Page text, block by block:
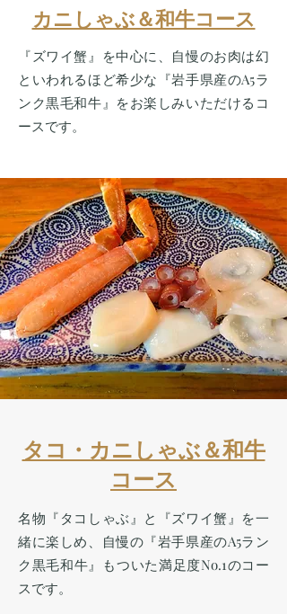
カニしゃぶ＆和牛コース
『ズワイ蟹』を中心に、自慢のお肉は幻
といわれるほど希少な『岩手県産のA5ラ
ンク黒毛和牛』をお楽しみいただけるコ
ースです。
タコ・カニしゃぶ＆和牛
コース
名物『タコしゃぶ』と『ズワイ蟹』を一
緒に楽しめ、自慢の『岩手県産のA5ラン
ク黒毛和牛』もついた満足度No.1のコー
スです。